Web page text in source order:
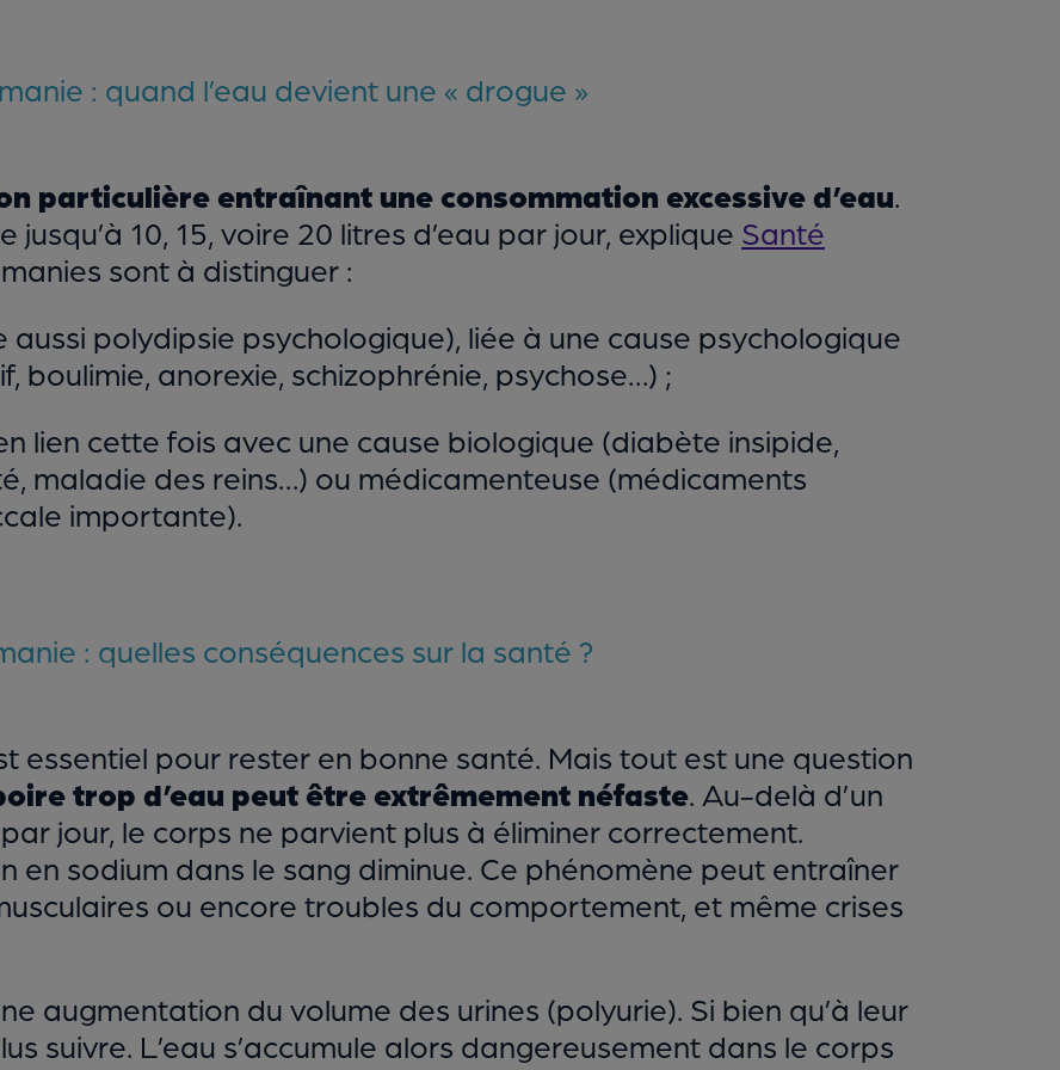
: quand l’eau devient une « drogue »
particulière entraînant une consommation excessive d’eau.
10, 15, voire 20 litres d’eau par jour, explique Santé
sont à distinguer :
aussi polydipsie psychologique), liée à une cause psychologique
boulimie, anorexie, schizophrénie, psychose…) ;
lien cette fois avec une cause biologique (diabète insipide,
maladie des reins…) ou médicamenteuse (médicaments
importante).
: quelles conséquences sur la santé ?
essentiel pour rester en bonne santé. Mais tout est une question
trop d’eau peut être extrêmement néfaste. Au-delà d’un
jour, le corps ne parvient plus à éliminer correctement.
en sodium dans le sang diminue. Ce phénomène peut entraîner
ou encore troubles du comportement, et même crises
augmentation du volume des urines (polyurie). Si bien qu’à leur
suivre. L’eau s’accumule alors dangereusement dans le corps